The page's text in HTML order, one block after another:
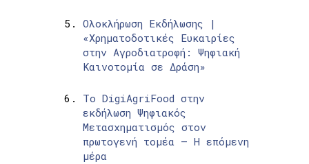
Ολοκλήρωση Εκδήλωσης |
«Χρηματοδοτικές Ευκαιρίες
στην Αγροδιατροφή: Ψηφιακή
Καινοτομία σε Δράση»
Το DigiAgriFood στην
εκδήλωση Ψηφιακός
Μετασχηματισμός στον
πρωτογενή τομέα – Η επόμενη
μέρα